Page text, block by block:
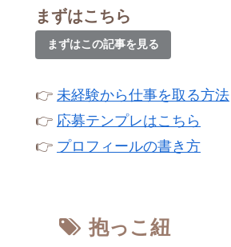
まずはこちら
まずはこの記事を見る
👉 未経験から仕事を取る方法
👉 応募テンプレはこちら
👉 プロフィールの書き方
抱っこ紐